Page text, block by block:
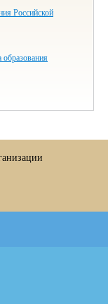
Российской
образования